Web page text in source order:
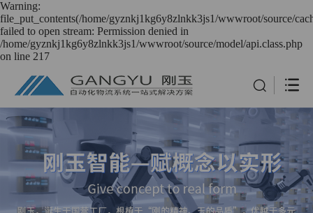
Warning:
file_put_contents(/home/gyznkj1kg6y8zlnkk3js1/wwwroot/source/
failed to open stream: Permission denied in
/home/gyznkj1kg6y8zlnkk3js1/wwwroot/source/model/api.class.php
on line 217